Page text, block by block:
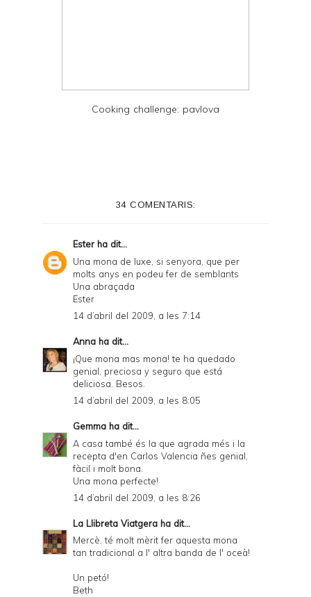
Cooking challenge: pavlova
34 COMENTARIS:
Ester ha dit...
Una mona de luxe, si senyora, que per
molts anys en podeu fer de semblants
Una abraçada
Ester
14 d’abril del 2009, a les 7:14
Anna ha dit...
¡Que mona mas mona! te ha quedado
genial, preciosa y seguro que está
deliciosa. Besos.
14 d’abril del 2009, a les 8:05
Gemma ha dit...
A casa també és la que agrada més i la
recepta d'en Carlos Valencia ñes genial,
fàcil i molt bona.
Una mona perfecte!
14 d’abril del 2009, a les 8:26
La Llibreta Viatgera ha dit...
Mercè, té molt mèrit fer aquesta mona
tan tradicional a l' altra banda de l' oceà!
Un petó!
Beth